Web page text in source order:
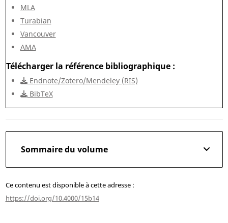
MLA
Turabian
Vancouver
AMA
Télécharger la référence bibliographique
Endnote/Zotero/Mendeley (RIS)
BibTeX
Sommaire du volume
Ce contenu est disponible à cette adresse :
https://doi.org/10.4000/15b14